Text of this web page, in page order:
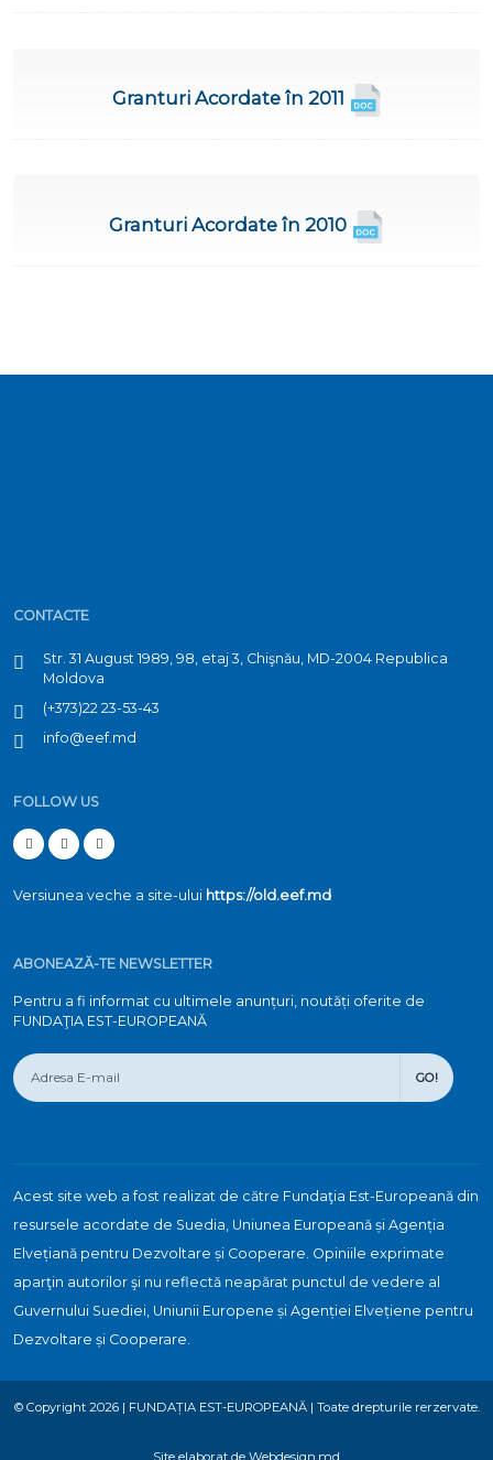
Granturi Acordate în 2011
Granturi Acordate în 2010
CONTACTE
Str. 31 August 1989, 98, etaj 3, Chişnău, MD-2004 Republica
Moldova
(+373)22 23-53-43
info@eef.md
FOLLOW US
Versiunea veche a site-ului https://old.eef.md
ABONEAZĂ-TE NEWSLETTER
Pentru a fi informat cu ultimele anunțuri, noutăți oferite de
FUNDAŢIA EST-EUROPEANĂ
GO!
Acest site web a fost realizat de către Fundaţia Est-Europeană din
resursele acordate de Suedia, Uniunea Europeană și Agenția
Elvețiană pentru Dezvoltare și Cooperare. Opiniile exprimate
aparţin autorilor şi nu reflectă neapărat punctul de vedere al
Guvernului Suediei, Uniunii Europene și Agenției Elvețiene pentru
Dezvoltare și Cooperare.
© Copyright 2026 | FUNDAȚIA EST-EUROPEANĂ | Toate drepturile rerzervate.
Site elaborat de Webdesign.md